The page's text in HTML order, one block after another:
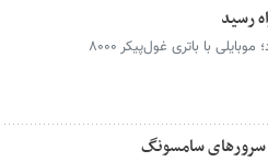
پوکو از گوشی M۸ پاور رونمایی کرد؛ موبایلی با باتری غول‌پیکر ۸۰۰۰